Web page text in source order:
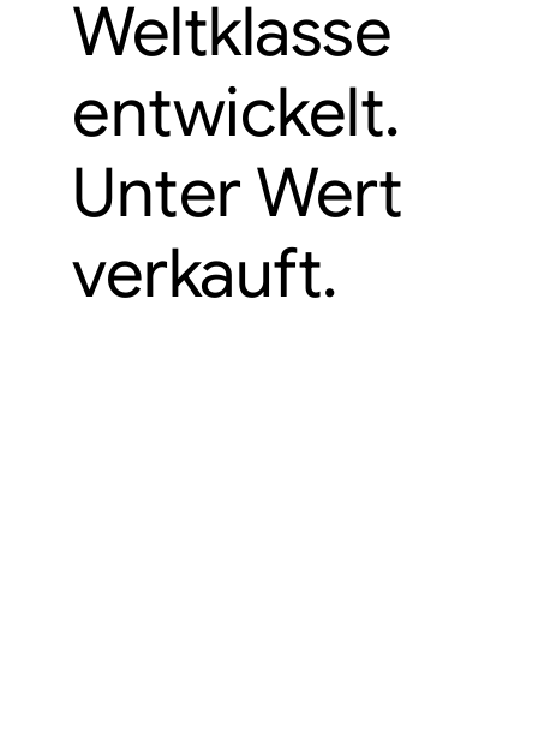
Weltklasse
entwickelt.
Unter Wert
verkauft.